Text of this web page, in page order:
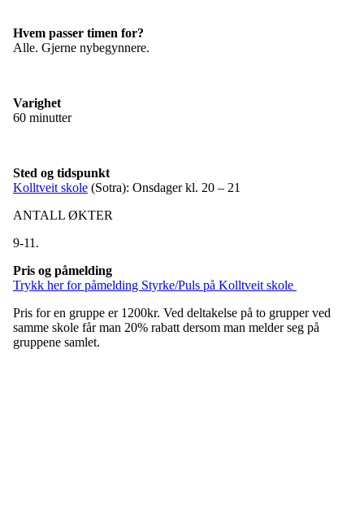
Hvem passer timen for?
Alle. Gjerne nybegynnere.
Varighet
60 minutter
Sted og tidspunkt
Kolltveit skole (Sotra): Onsdager kl. 20 – 21
ANTALL ØKTER
9-11.
Pris og påmelding
Trykk her for påmelding Styrke/Puls på Kolltveit skole
Pris for en gruppe er 1200kr. Ved deltakelse på to grupper ved
samme skole får man 20% rabatt dersom man melder seg på
gruppene samlet.